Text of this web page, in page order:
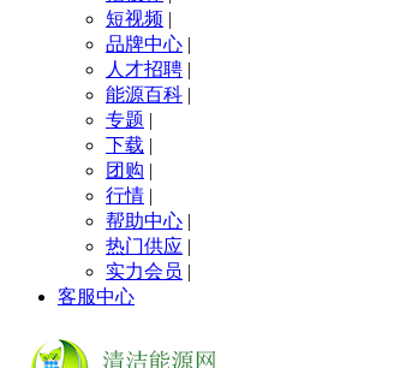
短视频 |
品牌中心 |
人才招聘 |
能源百科 |
专题 |
下载 |
团购 |
行情 |
帮助中心 |
热门供应 |
实力会员 |
客服中心